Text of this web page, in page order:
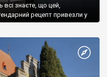
всі знаєте, що цей,
рецепт привезли у